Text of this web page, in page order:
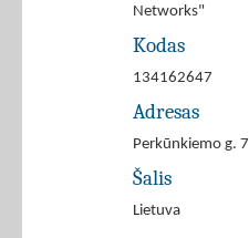
Networks"
Kodas
134162647
Adresas
Perkūnkiemo g. 7
Šalis
Lietuva